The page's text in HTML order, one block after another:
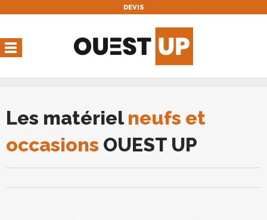
DEVIS
Les matérielneufs et
occasions OUEST UP
Vous avez une réservation
en cours
Vous n'avez pas de réservation en cours